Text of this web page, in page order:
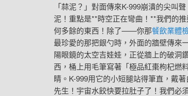
「蒜泥？」對面傳來K-999崩潰的尖叫
泥！重點是**時空正在彎曲！**我們的
何多餘的東西！除了——你那餐飲業體
最珍愛的那把銀勺時，外面的牆壁傳來
陽眼鏡的太空吉娃娃，正從牆上的破洞
西，桶上用毛筆寫著「極品紅棗枸杞
睛。K-999用它的小短腿站得筆直，戴
先生！宇宙水餃快要拉肚子了！我們必